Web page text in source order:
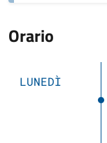
Orario
LUNEDÌ